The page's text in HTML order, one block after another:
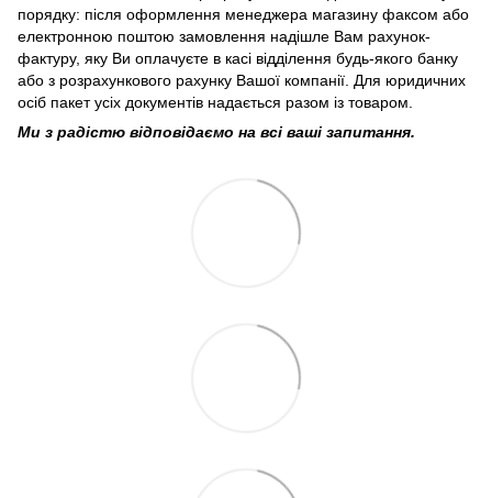
порядку: після оформлення менеджера магазину факсом або
електронною поштою замовлення надішле Вам рахунок-
фактуру, яку Ви оплачуєте в касі відділення будь-якого банку
або з розрахункового рахунку Вашої компанії. Для юридичних
осіб пакет усіх документів надається разом із товаром.
Ми з радістю відповідаємо на всі ваші запитання.